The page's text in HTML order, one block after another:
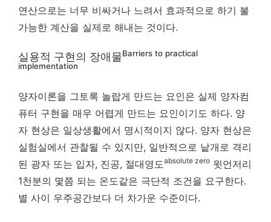
연산으로는 너무 비싸거나 느려서 효과적으로 하기 불
가능한 계산을 실제로 해내는 것이다.
실용적 구현의 장애물Barriers to practical
implementation
양자이론을 그토록 놀랍게 만드는 요인은 실제 양자컴
퓨터 구현을 매우 어렵게 만드는 요인이기도 하다. 양
자 현상은 일상생활에서 명시적이지 않다. 양자 현상은
실험실에서 관찰될 수 있지만, 일반적으로 낱개로 격리
된 광자 또는 입자, 진공, 절대영도absolute zero 윗언저리
1천분의 몇쯤 되는 온도같은 극단적 조건을 요구한다.
별 사이 우주공간보다 더 차가운 수준이다.